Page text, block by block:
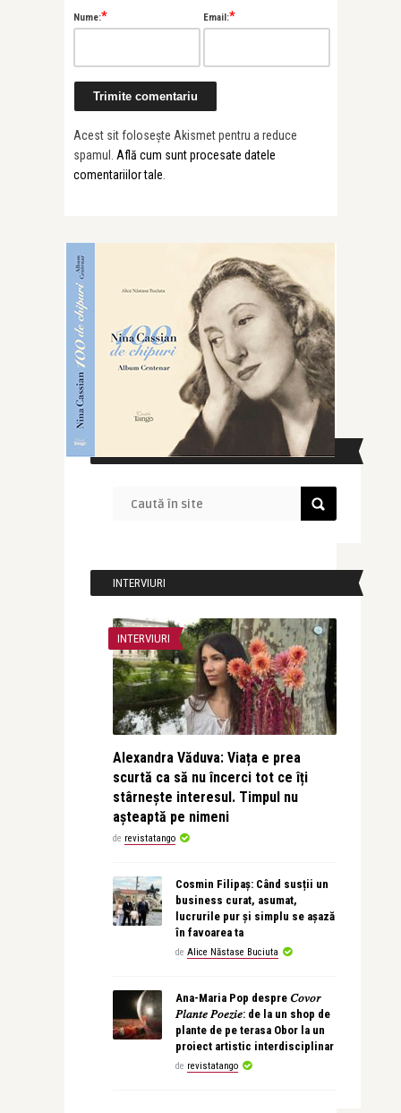
Nume:* Email:*
Acest sit folosește Akismet pentru a reduce
spamul. Află cum sunt procesate datele
comentariilor tale
CAUTĂ ÎN SITE
INTERVIURI
INTERVIURI
Alexandra Văduva: Viața e prea
scurtă ca să nu încerci tot ce îți
stârnește interesul. Timpul nu
așteaptă pe nimeni
de revistatango
Cosmin Filipaș: Când susții un
business curat, asumat,
lucrurile pur și simplu se așază
în favoarea ta
de Alice Năstase Buciuta
Ana-Maria Pop despre 𝐶𝑜𝑣𝑜𝑟
𝑃𝑙𝑎𝑛𝑡𝑒 𝑃𝑜𝑒𝑧𝑖𝑒: de la un shop de
plante de pe terasa Obor la un
proiect artistic interdisciplinar
de revistatango